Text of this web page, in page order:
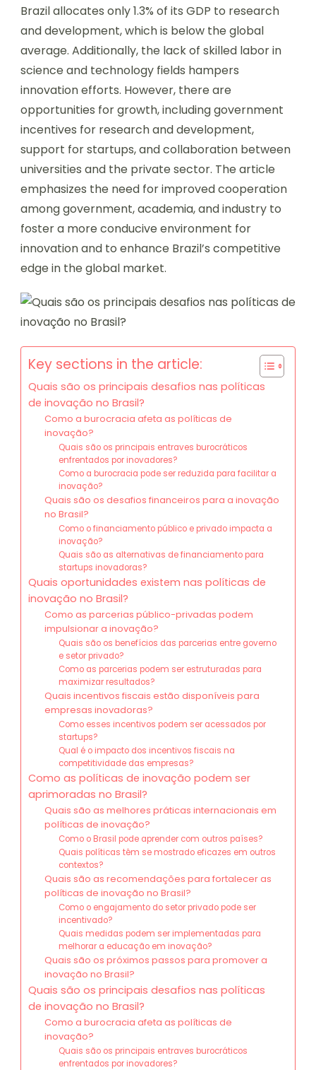
Brazil allocates only 1.3% of its GDP to research
and development, which is below the global
average. Additionally, the lack of skilled labor in
science and technology fields hampers
innovation efforts. However, there are
opportunities for growth, including government
incentives for research and development,
support for startups, and collaboration between
universities and the private sector. The article
emphasizes the need for improved cooperation
among government, academia, and industry to
foster a more conducive environment for
innovation and to enhance Brazil’s competitive
edge in the global market.
Key sections in the article:
Quais são os principais desafios nas políticas
de inovação no Brasil?
Como a burocracia afeta as políticas de
inovação?
Quais são os principais entraves burocráticos
enfrentados por inovadores?
Como a burocracia pode ser reduzida para facilitar a
inovação?
Quais são os desafios financeiros para a inovação
no Brasil?
Como o financiamento público e privado impacta a
inovação?
Quais são as alternativas de financiamento para
startups inovadoras?
Quais oportunidades existem nas políticas de
inovação no Brasil?
Como as parcerias público-privadas podem
impulsionar a inovação?
Quais são os benefícios das parcerias entre governo
e setor privado?
Como as parcerias podem ser estruturadas para
maximizar resultados?
Quais incentivos fiscais estão disponíveis para
empresas inovadoras?
Como esses incentivos podem ser acessados por
startups?
Qual é o impacto dos incentivos fiscais na
competitividade das empresas?
Como as políticas de inovação podem ser
aprimoradas no Brasil?
Quais são as melhores práticas internacionais em
políticas de inovação?
Como o Brasil pode aprender com outros países?
Quais políticas têm se mostrado eficazes em outros
contextos?
Quais são as recomendações para fortalecer as
políticas de inovação no Brasil?
Como o engajamento do setor privado pode ser
incentivado?
Quais medidas podem ser implementadas para
melhorar a educação em inovação?
Quais são os próximos passos para promover a
inovação no Brasil?
Quais são os principais desafios nas políticas
de inovação no Brasil?
Como a burocracia afeta as políticas de
inovação?
Quais são os principais entraves burocráticos
enfrentados por inovadores?